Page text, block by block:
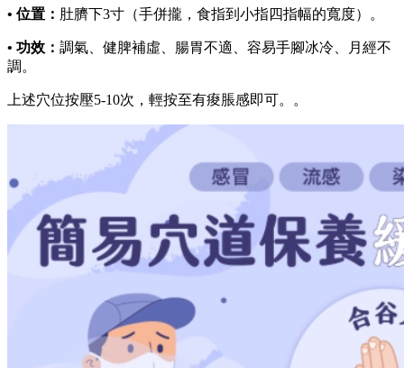
• 位置： 肚臍下3寸（手併攏，食指到小指四指幅的寬度）。
• 功效： 調氣、健脾補虛、腸胃不適、容易手腳冰冷、月經不
調。
上述穴位按壓5-10次，輕按至有痠脹感即可。。